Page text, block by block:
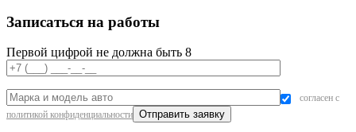
Записаться на работы
Первой цифрой не должна быть 8
согласен с
политикой конфиденциальности